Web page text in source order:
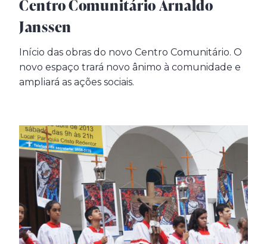
Centro Comunitário Arnaldo
Janssen
Início das obras do novo Centro Comunitário. O
novo espaço trará novo ânimo à comunidade e
ampliará as ações sociais.